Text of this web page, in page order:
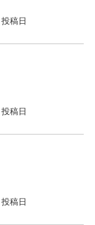
投稿日
投稿日
投稿日